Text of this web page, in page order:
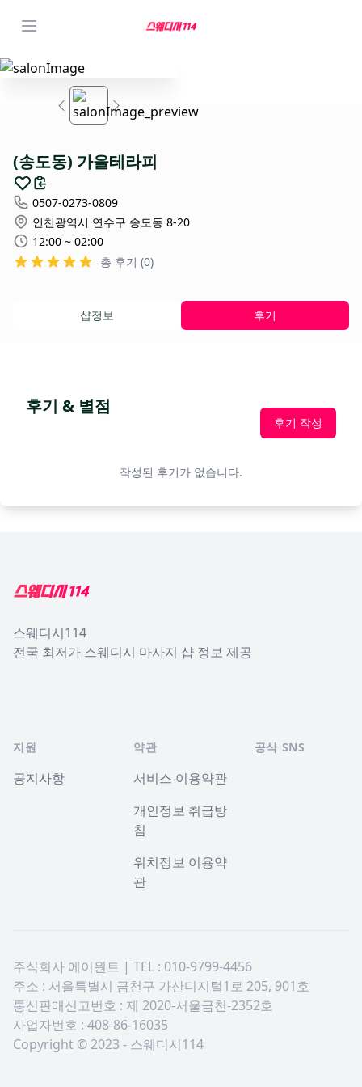
(송도동) 가을테라피
0507-0273-0809
인천광역시 연수구 송도동 8-20
12:00 ~ 02:00
총 후기 (0)
샵정보 후기
후기 & 별점
후기 작성
작성된 후기가 없습니다.
스웨디시114
전국 최저가 스웨디시 마사지 샵 정보 제공
지원
공지사항
약관
서비스 이용약관
개인정보 취급방
침
위치정보 이용약
관
공식 SNS
주식회사 에이원트 | TEL : 010-9799-4456
주소 : 서울특별시 금천구 가산디지털1로 205, 901호
통신판매신고번호 : 제 2020-서울금천-2352호
사업자번호 : 408-86-16035
Copyright © 2023 - 스웨디시114